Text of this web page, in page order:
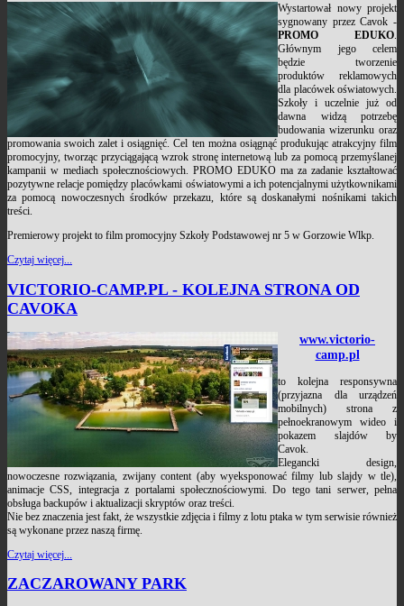
Wystartował nowy projekt
sygnowany przez Cavok -
PROMO EDUKO
Głównym jego celem
będzie tworzenie
produktów reklamowych
dla placówek oświatowych.
Szkoły i uczelnie już od
dawna widzą potrzebę
budowania wizerunku oraz
promowania swoich zalet i osiągnięć. Cel ten można osiągnąć produkując atrakcyjny film
promocyjny, tworząc przyciągającą wzrok stronę internetową lub za pomocą przemyślanej
kampanii w mediach społecznościowych. PROMO EDUKO ma za zadanie kształtować
pozytywne relacje pomiędzy placówkami oświatowymi a ich potencjalnymi użytkownikami
za pomocą nowoczesnych środków przekazu, które są doskanałymi nośnikami takich
treści.
Premierowy projekt to film promocyjny Szkoły Podstawowej nr 5 w Gorzowie Wlkp.
Czytaj więcej...
VICTORIO-CAMP.PL - KOLEJNA STRONA OD
CAVOKA
www.victorio-
camp.pl
to kolejna responsywna
(przyjazna dla urządzeń
mobilnych) strona z
pełnoekranowym wideo i
pokazem slajdów by
Cavok.
Elegancki design,
nowoczesne rozwiązania, zwijany content (aby wyeksponować filmy lub slajdy w tle),
animacje CSS, integracja z portalami społecznościowymi. Do tego tani serwer, pełna
obsługa backupów i aktualizacji skryptów oraz treści.
Nie bez znaczenia jest fakt, że wszystkie zdjęcia i filmy z lotu ptaka w tym serwisie również
są wykonane przez naszą firmę.
Czytaj więcej...
ZACZAROWANY PARK